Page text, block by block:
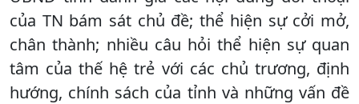
của TN bám sát chủ đề; thể hiện sự cởi mở,
chân thành; nhiều câu hỏi thể hiện sự quan
tâm của thế hệ trẻ với các chủ trương, định
hướng, chính sách của tỉnh và những vấn đề